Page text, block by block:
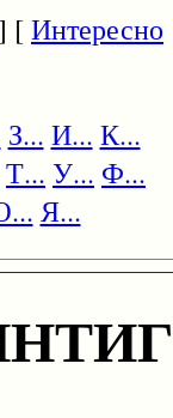
[Интересно
З... И... К...
Т... У... Ф...
Я...